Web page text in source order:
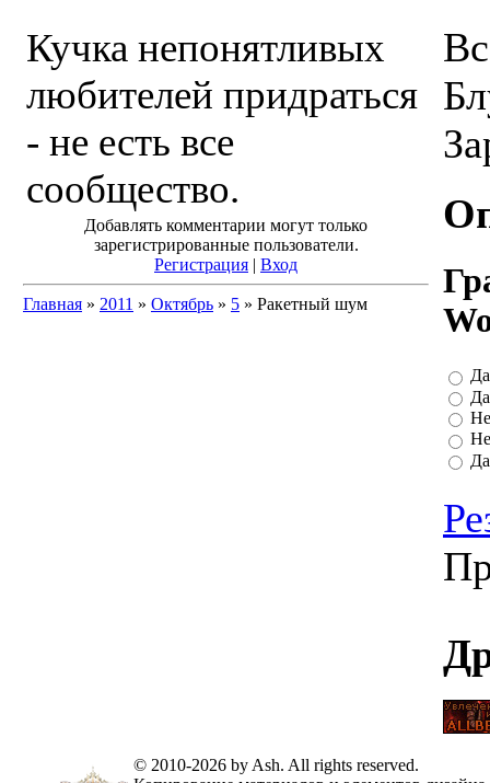
Кучка непонятливых
любителей придраться
- не есть все
сообщество.
Добавлять комментарии могут только
зарегистрированные пользователи.
Регистрация | Вход
Главная » 2011 » Октябрь » 5 » Ракетный шум
© 2010-2026 by Ash. All rights reserved.